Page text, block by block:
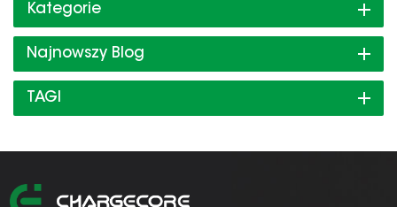
Kategorie
Najnowszy Blog
TAGI